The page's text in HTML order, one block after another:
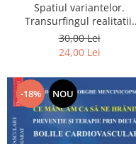
Spatiul variantelor.
Transurfingul realitatii.
Gradul 1. Cum sa ne
dezvoltam intuitia si sa ne
30,00 Lei
24,00 Lei
-18% NOU